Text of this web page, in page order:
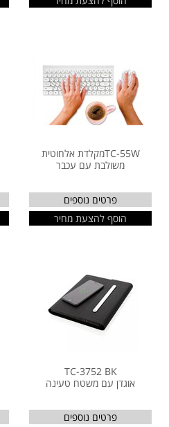
TC-55Wמקלדת אלחוטית
משולבת עם עכבר
פרטים נוספים
הוסף להצעת מחיר
TC-3752 BK
אוגדן עם משטח טעינה
פרטים נוספים